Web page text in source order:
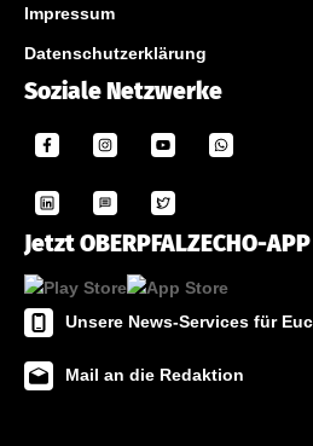
Impressum
Datenschutzerklärung
Soziale Netzwerke
Jetzt OBERPFALZECHO-
Unsere News-Services für
Mail an die Redaktion